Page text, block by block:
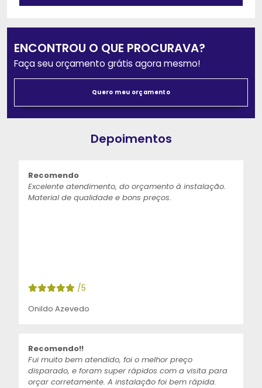
ENCONTROU O QUE PROCURAVA?
Faça seu orçamento grátis agora mesmo!
Quero meu orçamento
Depoimentos
Recomendo
Excelente atendimento, do orçamento à instalação.
Material de qualidade e bons preços.
/5
Onildo Azevedo
Recomendo!!
Fui muito bem atendido, foi o melhor preço
disparado, e foram super rápidos com a visita para
orçar corretamente. A instalação foi bem rápida.